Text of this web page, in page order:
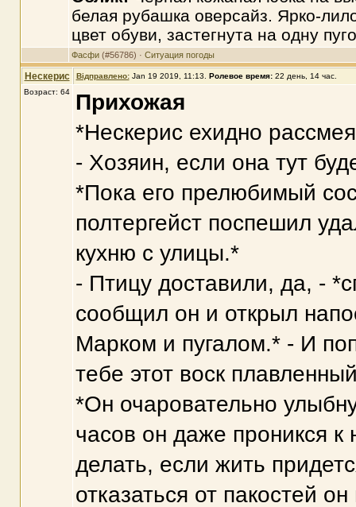
белая рубашка оверсайз. Ярко-
цвет обуви, застегнута на одну
Фасфи(#56786) · Ситуация погоды
Нескерис Відправлено: Jan 19 2019, 11:13 Ролевое время:22 день, 14 час.
Возраст: 64
Прихожая
*Нескерис ехидно
- Хозяин, если она тут
*Пока его прелюбимый
полтергейст поспешил
кухню с улицы.*
- Птицу доставили, да, -
сообщил он и открыл
Марком и пугалом.* - И
тебе этот воск
*Он очаровательно
часов он даже проникся
делать, если жить
отказаться от пакостей